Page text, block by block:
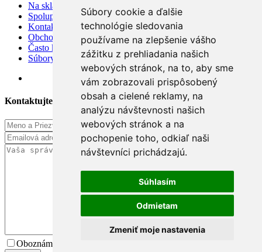
Súbory cookie a ďalšie
technológie sledovania
používame na zlepšenie vášho
zážitku z prehliadania našich
webových stránok, na to, aby sme
vám zobrazovali prispôsobený
obsah a cielené reklamy, na
analýzu návštevnosti našich
webových stránok a na
pochopenie toho, odkiaľ naši
návštevníci prichádzajú.
Súhlasím
Odmietam
Zmeniť moje nastavenia
Na sklade
Spolupráca
Kontakt
Obchodné podmienky
Často kladené otázky
Súbory cookies
Kontaktujte Nás
Oboznámil som sa so spracúvaním osobných údajov.